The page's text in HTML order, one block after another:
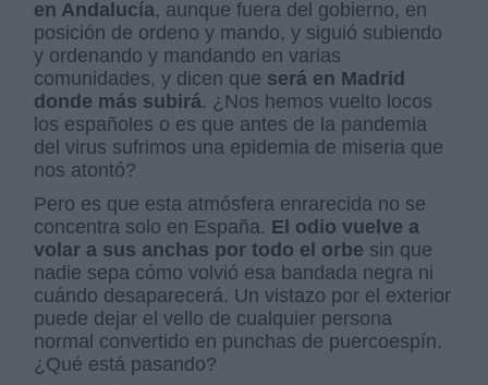
en Andalucía, aunque fuera del gobierno, en
posición de ordeno y mando, y siguió subiendo
y ordenando y mandando en varias
comunidades, y dicen que será en Madrid
donde más subirá. ¿Nos hemos vuelto locos
los españoles o es que antes de la pandemia
del virus sufrimos una epidemia de miseria que
nos atontó?
Pero es que esta atmósfera enrarecida no se
concentra solo en España. El odio vuelve a
volar a sus anchas por todo el orbe sin que
nadie sepa cómo volvió esa bandada negra ni
cuándo desaparecerá. Un vistazo por el exterior
puede dejar el vello de cualquier persona
normal convertido en punchas de puercoespín.
¿Qué está pasando?